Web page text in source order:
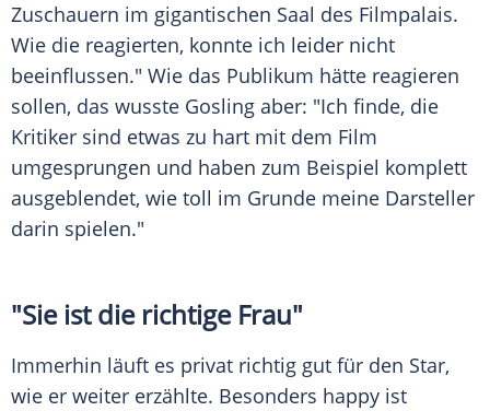
Zuschauern im gigantischen Saal des Filmpalais.
Wie die reagierten, konnte ich leider nicht
beeinflussen." Wie das Publikum hätte reagieren
sollen, das wusste Gosling aber: "Ich finde, die
Kritiker sind etwas zu hart mit dem Film
umgesprungen und haben zum Beispiel komplett
ausgeblendet, wie toll im Grunde meine Darsteller
darin spielen."
"Sie ist die richtige Frau"
Immerhin läuft es privat richtig gut für den Star,
wie er weiter erzählte. Besonders happy ist